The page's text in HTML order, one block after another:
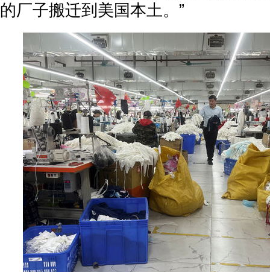
的厂子搬迁到美国本土。”